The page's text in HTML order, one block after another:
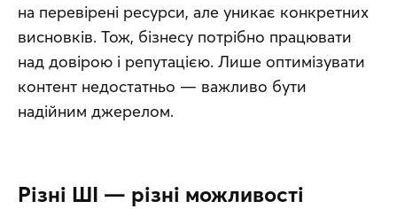
на перевірені ресурси, але уникає конкретних
висновків. Тож, бізнесу потрібно працювати
над довірою і репутацією. Лише оптимізувати
контент недостатньо — важливо бути
надійним джерелом.
Різні ШІ — різні можливості